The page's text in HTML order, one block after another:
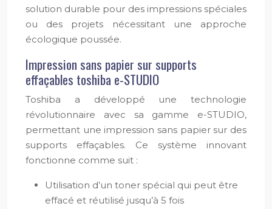
solution durable pour des impressions spéciales
ou des projets nécessitant une approche
écologique poussée.
Impression sans papier sur supports
effaçables toshiba e-STUDIO
Toshiba a développé une technologie
révolutionnaire avec sa gamme e-STUDIO,
permettant une impression sans papier sur des
supports effaçables. Ce système innovant
fonctionne comme suit :
Utilisation d’un toner spécial qui peut être
effacé et réutilisé jusqu’à 5 fois